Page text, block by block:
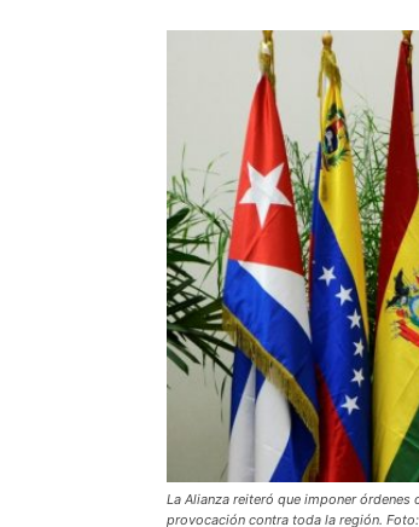
La Alianza reiteró que imponer
provocación contra toda la región.